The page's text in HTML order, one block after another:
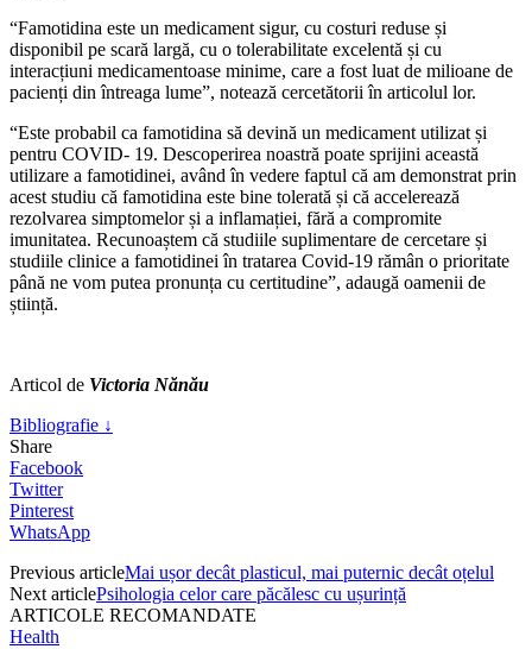
“Famotidina este un medicament sigur, cu costuri reduse și
disponibil pe scară largă, cu o tolerabilitate excelentă și cu
interacțiuni medicamentoase minime, care a fost luat de milioane de
pacienți din întreaga lume”, notează cercetătorii în articolul lor.
“Este probabil ca famotidina să devină un medicament utilizat și
pentru COVID- 19. Descoperirea noastră poate sprijini această
utilizare a famotidinei, având în vedere faptul că am demonstrat prin
acest studiu că famotidina este bine tolerată și că accelerează
rezolvarea simptomelor și a inflamației, fără a compromite
imunitatea. Recunoaștem că studiile suplimentare de cercetare și
studiile clinice a famotidinei în tratarea Covid-19 rămân o prioritate
până ne vom putea pronunța cu certitudine”, adaugă oamenii de
știință.
Articol de Victoria Nănău
Bibliografie ↓
Share
Facebook
Twitter
Pinterest
WhatsApp
Previous articleMai ușor decât plasticul, mai puternic decât oțelul
Next articlePsihologia celor care păcălesc cu ușurință
ARTICOLE RECOMANDATE
Health